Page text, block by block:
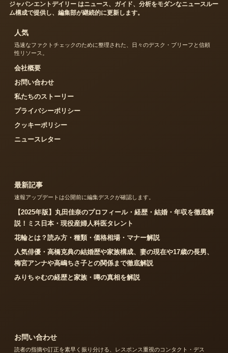
ジャパンエントデイリー はニュース、ガイド、分析をモダンなニュースルー
ム構成で提供し、編集部が継続的に更新します。
人気
迅速なファクトチェックのために整理された、日々のデスク・ブリーフと信頼
性リソース。
会社概要
お問い合わせ
私たちのストーリー
プライバシーポリシー
クッキーポリシー
ニュースレター
最新記事
速報アップデートは公開前に編集デスクが確認します。
【2025年版】丸田佳奈のプロフィール・経歴・結婚・年収を徹底解
説！ミス日本・現役産婦人科医タレント
花輪とは？読み方・種類・価格相場・マナー解説
人気俳優・高橋克典の結婚歴や家族構成、妻の現在や17歳の長男、
梅宮アンナや高嶋ちさ子との関係まで徹底解説
みりちゃむの経歴と家族・噂の真相を解説
お問い合わせ
読者の指摘や訂正を素早く振り分ける、レスポンス重視のコンタクト・デス